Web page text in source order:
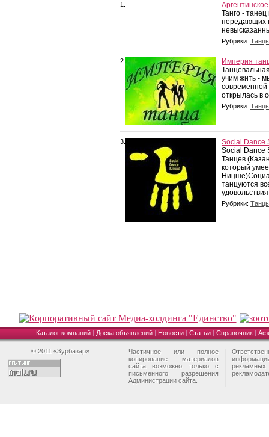
1.
Танго -
передающих
Рубрики:
2.
Империя
учим жить -
открылась в
Рубрики:
3.
Social Dance
Social Dance
Танцев
который
танцуются
Рубрики:
Каталог компаний | Доска объявлений | Новости | Статьи | Справочник |
© 2011 «Зурбазар»
Частичное или полное
копирование материалов
сайта возможно только с
письменного разрешения
Администрации сайта.